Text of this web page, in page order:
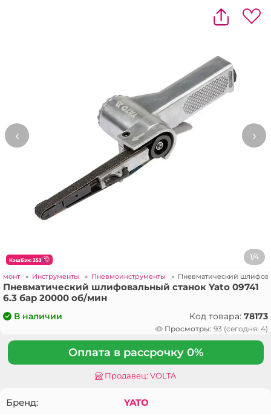
КэшБэк: 353 1/4
‹ ›
» Инструменты » Пневмоинструменты » Пневматический
Пневматический шлифовальный станок Yato 09741
6.3 бар 20000 об/мин
В наличии Код товара: 78173
Просмотры: 93 (сегодня: 4)
Оплата в рассрочку 0%
Продавец: VOLTA
Бренд:
YATO